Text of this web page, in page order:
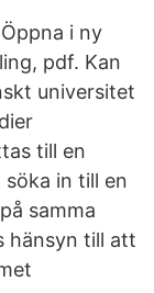
i ny
pdf. Kan
universitet
till en
söka in till en
samma
hänsyn till att